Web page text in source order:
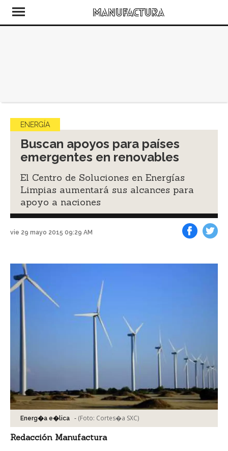
ENERGÍA
Buscan apoyos para países
emergentes en renovables
El Centro de Soluciones en Energías
Limpias aumentará sus alcances para
apoyo a naciones
vie 29 mayo 2015 09:29 AM
Energ�a e�lica - (Foto: Cortes�a SXC)
Redacción Manufactura